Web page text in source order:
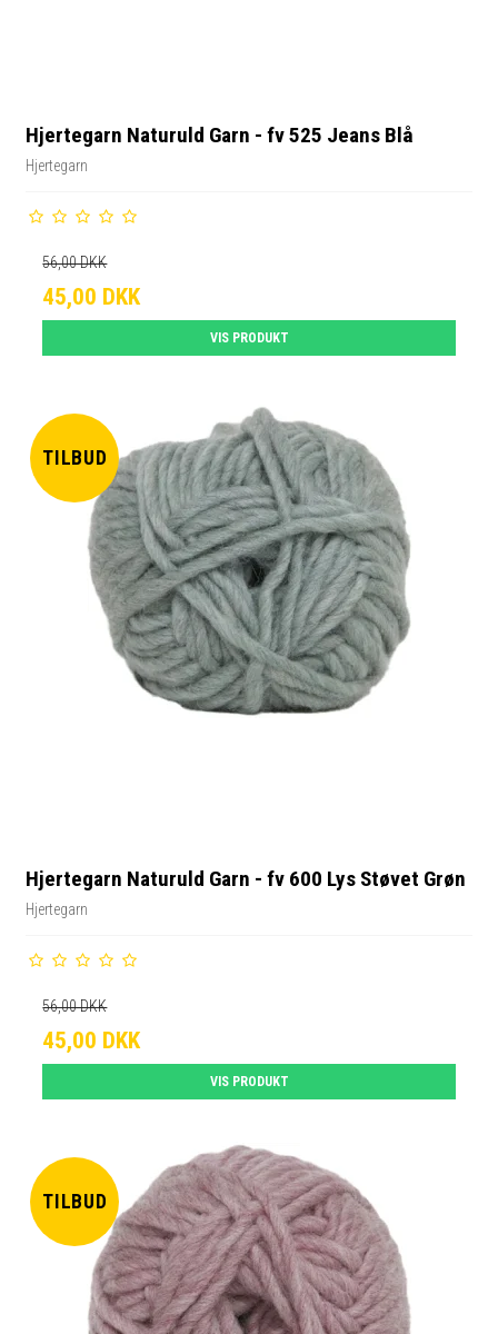
Hjertegarn Naturuld Garn - fv 525 Jeans Blå
Hjertegarn
56,00 DKK
45,00 DKK
VIS PRODUKT
TILBUD
Hjertegarn Naturuld Garn - fv 600 Lys Støvet Grøn
Hjertegarn
56,00 DKK
45,00 DKK
VIS PRODUKT
TILBUD